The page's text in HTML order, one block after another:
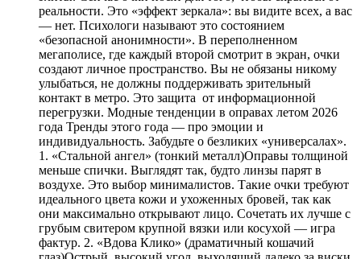
реальности. Это «эффект зеркала»: вы видите всех, а вас
— нет. Психологи называют это состоянием
«безопасной анонимности». В переполненном
мегаполисе, где каждый второй смотрит в экран, очки
создают личное пространство. Вы не обязаны никому
улыбаться, не должны поддерживать зрительный
контакт в метро. Это защита от информационной
перегрузки. Модные тенденции в оправах летом 2026
года Тренды этого года — про эмоции и
индивидуальность. Забудьте о безликих «универсалах».
1. «Стальной ангел» (тонкий металл)Оправы толщиной
меньше спички. Выглядят так, будто линзы парят в
воздухе. Это выбор минималистов. Такие очки требуют
идеального цвета кожи и ухоженных бровей, так как
они максимально открывают лицо. Сочетать их лучше с
грубым свитером крупной вязки или косухой — игра
фактур. 2. «Вдова Клико» (драматичный кошачий